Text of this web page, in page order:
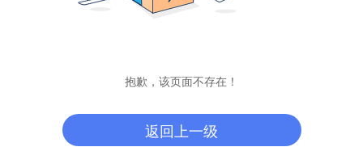
抱歉，该页面不存在！
返回上一级